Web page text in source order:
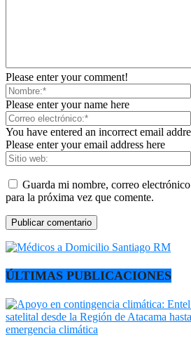
Please enter your comment!
Please enter your name here
You have entered an incorrect email
Please enter your email address here
Guarda mi nombre, correo
para la próxima vez que comente.
ÚLTIMAS PUBLICACIONES